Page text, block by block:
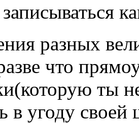
разных
что
ты
в угоду